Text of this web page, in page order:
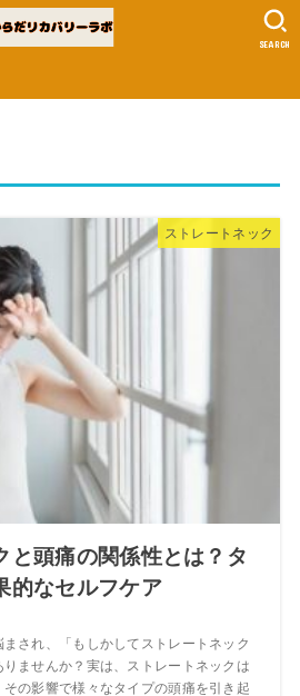
SEARCH
ストレートネック
と頭痛の関係性とは？タ
的なセルフケア
され、「もしかしてストレートネック
ませんか？実は、ストレートネックは
の影響で様々なタイプの頭痛を引き起